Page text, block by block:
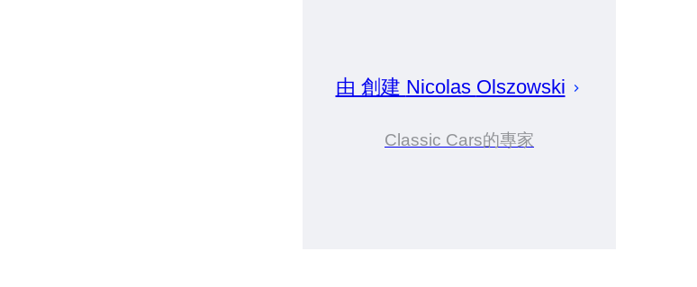
由 創建 Nicolas Olszowski
Classic Cars的專家